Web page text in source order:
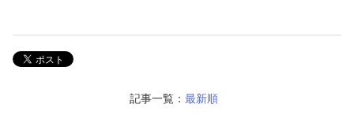
記事一覧： 最新順